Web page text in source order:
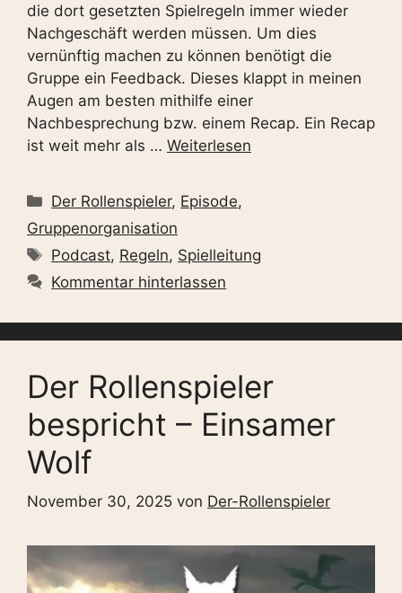
die dort gesetzten Spielregeln immer wieder
Nachgeschäft werden müssen. Um dies
vernünftig machen zu können benötigt die
Gruppe ein Feedback. Dieses klappt in meinen
Augen am besten mithilfe einer
Nachbesprechung bzw. einem Recap. Ein Recap
ist weit mehr als … Weiterlesen
Kategorien
Der Rollenspieler, Episode,
Gruppenorganisation
Schlagwörter
Podcast, Regeln, Spielleitung
Kommentar hinterlassen
Der Rollenspieler
bespricht – Einsamer
Wolf
November 30, 2025 von Der-Rollenspieler